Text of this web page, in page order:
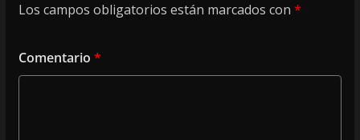
Los campos obligatorios están marcados con *
Comentario *